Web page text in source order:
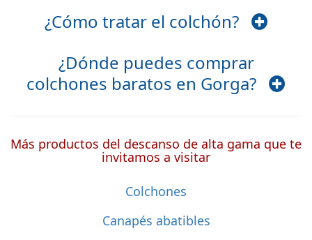
¿Cómo tratar el colchón?
¿Dónde puedes comprar
colchones baratos en Gorga?
Más productos del descanso de alta gama que te
invitamos a visitar
Colchones
Canapés abatibles